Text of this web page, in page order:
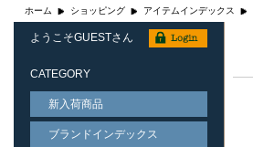
ホーム ショッピング アイテムインデックス
ようこそGUESTさん
CATEGORY
新入荷商品
ブランドインデックス